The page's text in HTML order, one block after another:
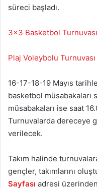
süreci başladı.
3×3 Basketbol
Plaj Voleybolu
16-17-18-19 Mayıs
basketbol müsabakaları
müsabakaları ise saat
Turnuvalarda dereceye
verilecek.
Takım halinde
gençler, takımlarını
Sayfası adresi